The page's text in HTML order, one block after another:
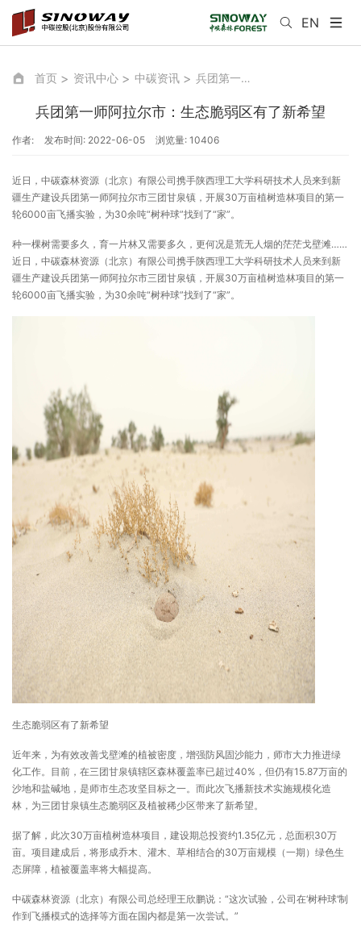
EN
首页 资讯中心 中碳资讯 兵团第一师阿拉尔市：生态脆弱区有了新希望
兵团第一师阿拉尔市：生态脆弱区有了新希望
作者: 发布时间: 2022-06-05 浏览量: 10406
近日，中碳森林资源（北京）有限公司携手陕西理工大学科研技术人员来到新
疆生产建设兵团第一师阿拉尔市三团甘泉镇，开展30万亩植树造林项目的第一
轮6000亩飞播实验，为30余吨“树种球”找到了“家”。
种一棵树需要多久，育一片林又需要多久，更何况是荒无人烟的茫茫戈壁滩……
近日，中碳森林资源（北京）有限公司携手陕西理工大学科研技术人员来到新
疆生产建设兵团第一师阿拉尔市三团甘泉镇，开展30万亩植树造林项目的第一
轮6000亩飞播实验，为30余吨“树种球”找到了“家”。
生态脆弱区有了新希望
近年来，为有效改善戈壁滩的植被密度，增强防风固沙能力，师市大力推进绿
化工作。目前，在三团甘泉镇辖区森林覆盖率已超过40%，但仍有15.87万亩的
沙地和盐碱地，是师市生态攻坚目标之一。而此次飞播新技术实施规模化造
林，为三团甘泉镇生态脆弱区及植被稀少区带来了新希望。
据了解，此次30万亩植树造林项目，建设期总投资约1.35亿元，总面积30万
亩。项目建成后，将形成乔木、灌木、草相结合的30万亩规模（一期）绿色生
态屏障，植被覆盖率将大幅提高。
中碳森林资源（北京）有限公司总经理王欣鹏说：“这次试验，公司在‘树种球’制
作到飞播模式的选择等方面在国内都是第一次尝试。”